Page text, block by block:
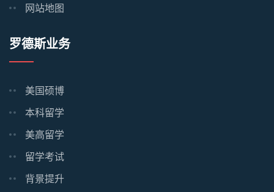
网站地图
罗德斯业务
美国硕博
本科留学
美高留学
留学考试
背景提升